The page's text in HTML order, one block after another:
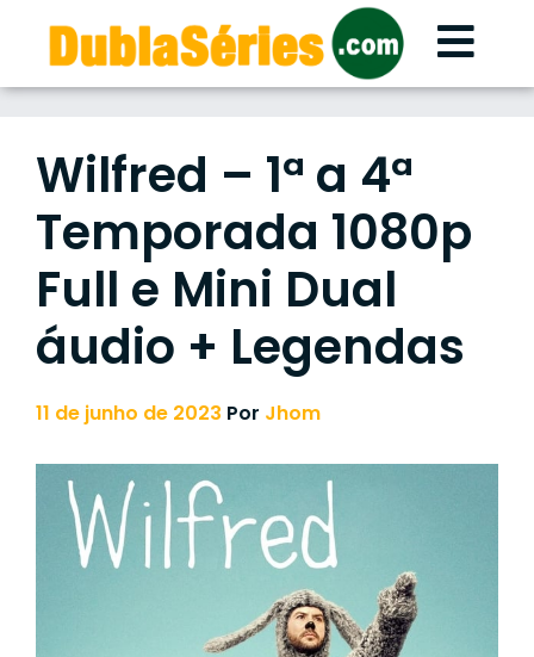
content
Wilfred – 1ª a 4ª
Temporada 1080p
Full e Mini Dual
áudio + Legendas
11 de junho de 2023 Por Jhom